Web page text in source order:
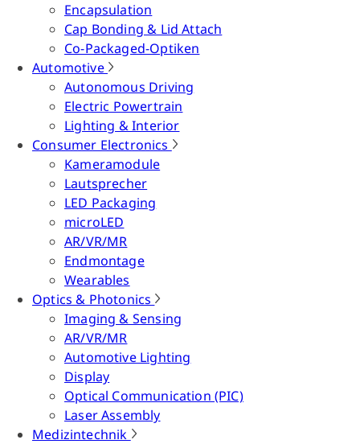
Encapsulation
Cap Bonding & Lid Attach
Co-Packaged-Optiken
Automotive
Autonomous Driving
Electric Powertrain
Lighting & Interior
Consumer Electronics
Kameramodule
Lautsprecher
LED Packaging
microLED
AR/VR/MR
Endmontage
Wearables
Optics & Photonics
Imaging & Sensing
AR/VR/MR
Automotive Lighting
Display
Optical Communication (PIC)
Laser Assembly
Medizintechnik